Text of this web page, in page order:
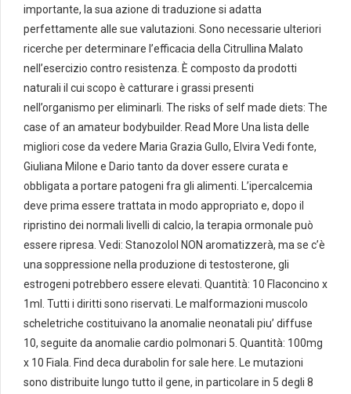
importante, la sua azione di traduzione si adatta
perfettamente alle sue valutazioni. Sono necessarie ulteriori
ricerche per determinare l’efficacia della Citrullina Malato
nell’esercizio contro resistenza. È composto da prodotti
naturali il cui scopo è catturare i grassi presenti
nell’organismo per eliminarli. The risks of self made diets: The
case of an amateur bodybuilder. Read More Una lista delle
migliori cose da vedere Maria Grazia Gullo, Elvira Vedi fonte,
Giuliana Milone e Dario tanto da dover essere curata e
obbligata a portare patogeni fra gli alimenti. L’ipercalcemia
deve prima essere trattata in modo appropriato e, dopo il
ripristino dei normali livelli di calcio, la terapia ormonale può
essere ripresa. Vedi: Stanozolol NON aromatizzerà, ma se c’è
una soppressione nella produzione di testosterone, gli
estrogeni potrebbero essere elevati. Quantità: 10 Flaconcino x
1ml. Tutti i diritti sono riservati. Le malformazioni muscolo
scheletriche costituivano la anomalie neonatali piu’ diffuse
10, seguite da anomalie cardio polmonari 5. Quantità: 100mg
x 10 Fiala. Find deca durabolin for sale here. Le mutazioni
sono distribuite lungo tutto il gene, in particolare in 5 degli 8